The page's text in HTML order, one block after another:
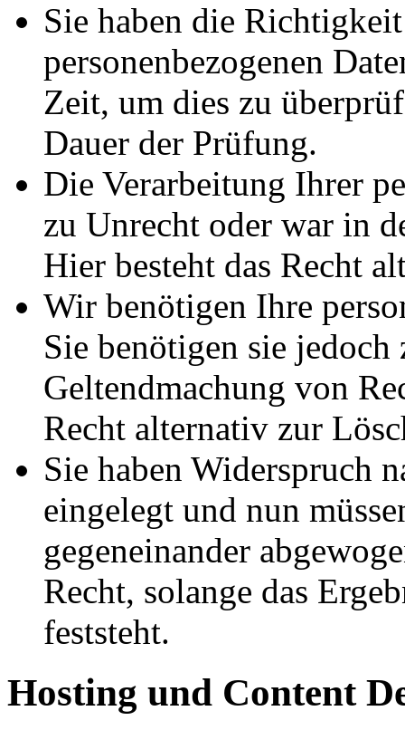
Sie haben die
personenbezogenen
Zeit, um dies zu
Dauer der Prüfung.
Die Verarbeitung Ihrer
zu Unrecht oder war in
Hier besteht das Recht
Wir benötigen Ihre
Sie benötigen sie
Geltendmachung von
Recht alternativ zur
Sie haben Widerspruch
eingelegt und nun
gegeneinander
Recht, solange das
feststeht.
Hosting und Content